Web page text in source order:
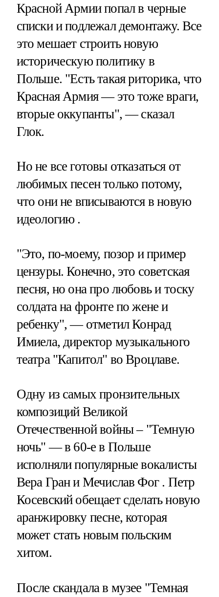
Красной Армии попал в черные
списки и подлежал демонтажу. Все
это мешает строить новую
историческую политику в
Польше. "Есть такая риторика, что
Красная Армия — это тоже враги,
вторые оккупанты", — сказал
Глок.
Но не все готовы отказаться от
любимых песен только потому,
что они не вписываются в новую
идеологию .
"Это, по-моему, позор и пример
цензуры. Конечно, это советская
песня, но она про любовь и тоску
солдата на фронте по жене и
ребенку", — отметил Конрад
Имиела, директор музыкального
театра "Капитол" во Вроцлаве.
Одну из самых пронзительных
композиций Великой
Отечественной войны – "Темную
ночь" — в 60-е в Польше
исполняли популярные вокалисты
Вера Гран и Мечислав Фог . Петр
Косевский обещает сделать новую
аранжировку песне, которая
может стать новым польским
хитом.
После скандала в музее "Темная